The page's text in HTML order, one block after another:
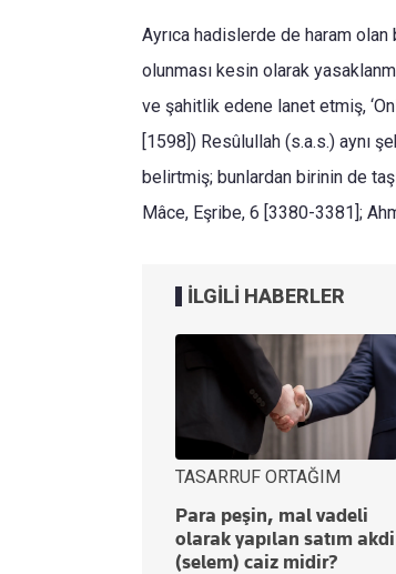
Ayrıca hadislerde de haram olan
olunması kesin olarak
ve şahitlik edene lanet etmiş,
[1598]) Resûlullah (s.a.s.) aynı
belirtmiş; bunlardan birinin de
Mâce, Eşribe, 6 [3380-3381];
İLGİLİ HABERLER
TASARRUF ORTAĞIM
Para peşin, mal vadeli
olarak yapılan satım akdi
(selem) caiz midir?